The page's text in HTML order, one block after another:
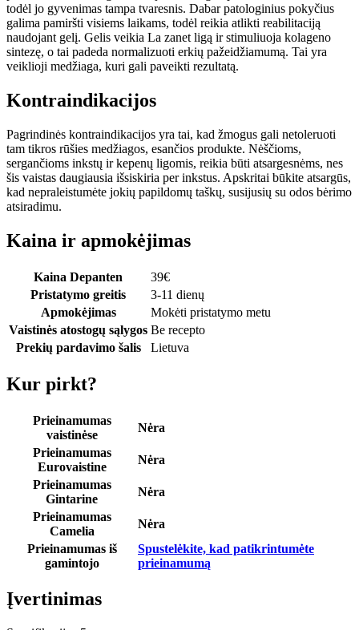
todėl jo gyvenimas tampa tvaresnis. Dabar patologinius pokyčius
galima pamiršti visiems laikams, todėl reikia atlikti reabilitaciją
naudojant gelį. Gelis veikia La zanet ligą ir stimuliuoja kolageno
sintezę, o tai padeda normalizuoti erkių pažeidžiamumą. Tai yra
veiklioji medžiaga, kuri gali paveikti rezultatą.
Kontraindikacijos
Pagrindinės kontraindikacijos yra tai, kad žmogus gali netoleruoti
tam tikros rūšies medžiagos, esančios produkte. Nėščioms,
sergančioms inkstų ir kepenų ligomis, reikia būti atsargesnėms, nes
šis vaistas daugiausia išsiskiria per inkstus. Apskritai būkite atsargūs,
kad nepraleistumėte jokių papildomų taškų, susijusių su odos bėrimo
atsiradimu.
Kaina ir apmokėjimas
Kaina Depanten 39€
Pristatymo greitis
3-11 dienų
Apmokėjimas
Mokėti pristatymo metu
Vaistinės atostogų sąlygos Be recepto
Prekių pardavimo šalis
Lietuva
Kur pirkt?
Prieinamumas
vaistinėse
Nėra
Prieinamumas
Eurovaistine
Nėra
Prieinamumas
Gintarine
Nėra
Prieinamumas
Camelia
Nėra
Prieinamumas iš
gamintojo
Spustelėkite, kad patikrintumėte
prieinamumą
Įvertinimas